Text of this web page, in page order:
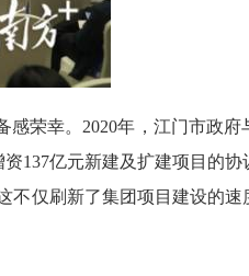
荣幸。2020年，江门市政府
137亿元新建及扩建项目的协
不仅刷新了集团项目建设的速